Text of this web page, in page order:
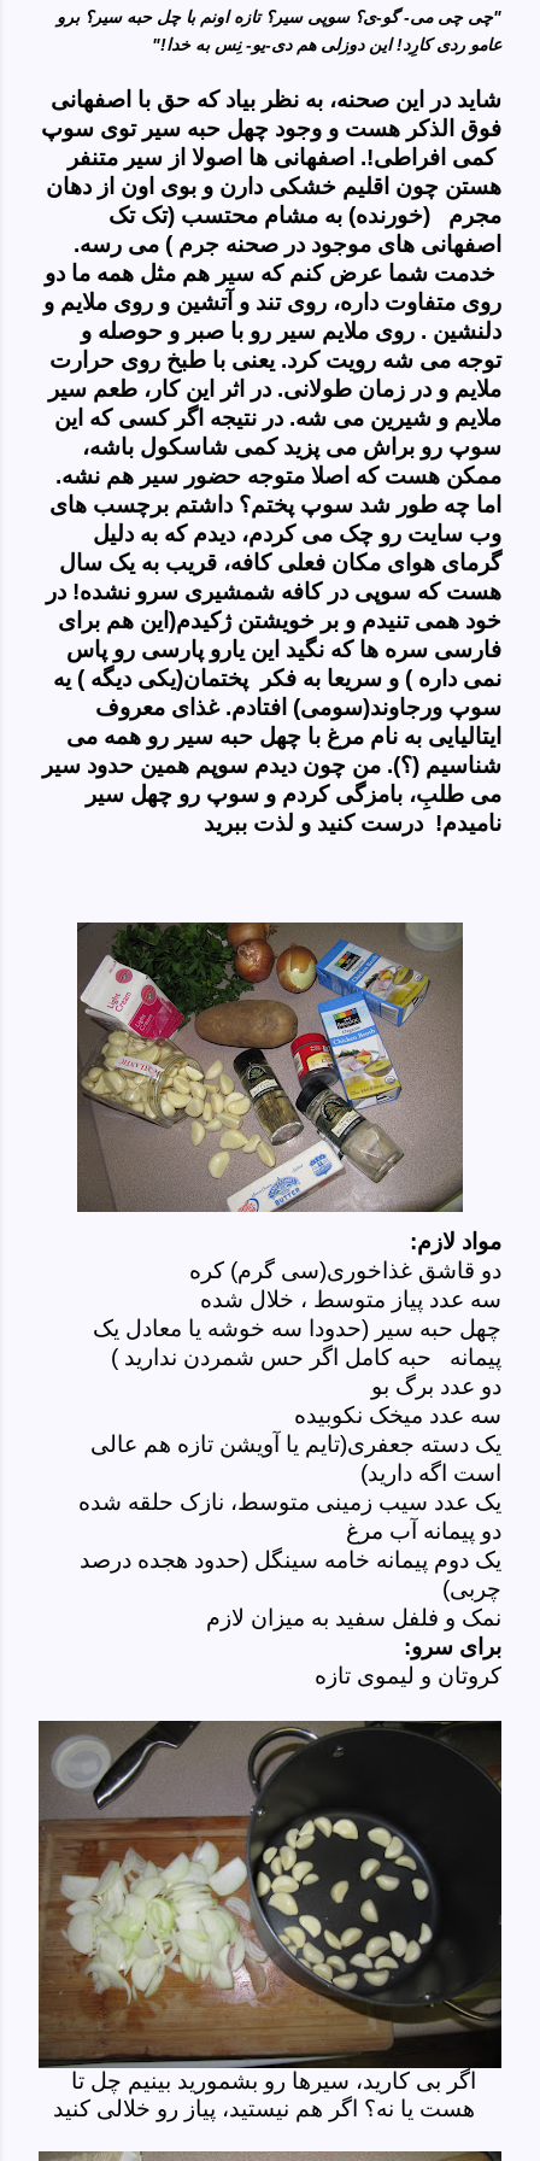
"چی چی می- گو-ی؟ سوپی سیر؟ تازه اونم با چل حبه سیر؟ برو
عامو ردی کارِد! این دوزلی هم دی-یو- نِس به خدا!"
شاید در این صحنه، به نظر بیاد که حق با اصفهانی
فوق الذکر هست و وجود چهل حبه سیر توی سوپ
کمی افراطی!. اصفهانی ها اصولا از سیر متنفر
هستن چون اقلیم خشکی دارن و بوی اون از دهان
مجرم (خورنده) به مشام محتسب (تک تک
اصفهانی های موجود در صحنه جرم ) می رسه.
خدمت شما عرض کنم که سیر هم مثل همه ما دو
روی متفاوت داره، روی تند و آتشین و روی ملایم و
دلنشین . روی ملایم سیر رو با صبر و حوصله و
توجه می شه رویت کرد. یعنی با طبخ روی حرارت
ملایم و در زمان طولانی. در اثر این کار، طعم سیر
ملایم و شیرین می شه. در نتیجه اگر کسی که این
سوپ رو براش می پزید کمی شاسکول باشه،
ممکن هست که اصلا متوجه حضور سیر هم نشه.
اما چه طور شد سوپ پختم؟ داشتم برچسب های
وب سایت رو چک می کردم، دیدم که به دلیل
گرمای هوای مکان فعلی کافه، قریب به یک سال
هست که سوپی در کافه شمشیری سرو نشده! در
خود همی تنیدم و بر خویشتن ژکیدم(این هم برای
فارسی سره ها که نگید این یارو پارسی رو پاس
نمی داره ) و سریعا به فکر پختمان(یکی دیگه ) یه
سوپ ورجاوند(سومی) افتادم. غذای معروف
ایتالیایی به نام مرغ با چهل حبه سیر رو همه می
شناسیم (؟). من چون دیدم سوپم همین حدود سیر
می طلبِ، بامزگی کردم و سوپ رو چهل سیر
نامیدم! درست کنید و لذت ببرید
مواد لازم:
دو قاشق غذاخوری(سی گرم) کره
سه عدد پیاز متوسط ، خلال شده
چهل حبه سیر (حدودا سه خوشه یا معادل یک
پیمانه حبه کامل اگر حس شمردن ندارید )
دو عدد برگ بو
سه عدد میخک نکوبیده
یک دسته جعفری(تایم یا آویشن تازه هم عالی
است اگه دارید)
یک عدد سیب زمینی متوسط، نازک حلقه شده
دو پیمانه آب مرغ
یک دوم پیمانه خامه سینگل (حدود هجده درصد
چربی)
نمک و فلفل سفید به میزان لازم
برای سرو:
کروتان و لیموی تازه